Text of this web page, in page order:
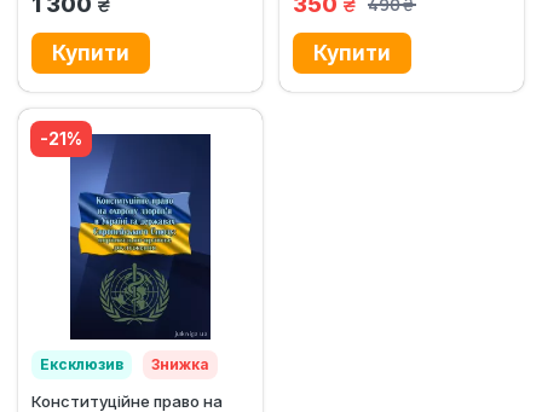
грн.
Ексклюзив Знижка
Конституційне право на
-21%